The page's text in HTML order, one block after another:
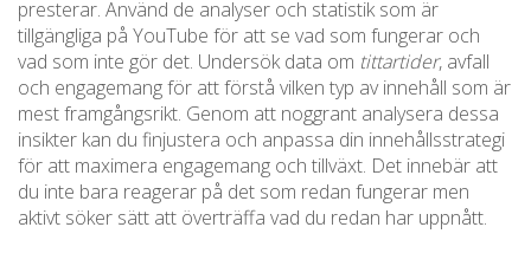
presterar. Använd de analyser och statistik som är
tillgängliga på YouTube för att se vad som fungerar och
vad som inte gör det. Undersök data om tittartider, avfall
och engagemang för att förstå vilken typ av innehåll som är
mest framgångsrikt. Genom att noggrant analysera dessa
insikter kan du finjustera och anpassa din innehållsstrategi
för att maximera engagemang och tillväxt. Det innebär att
du inte bara reagerar på det som redan fungerar men
aktivt söker sätt att överträffa vad du redan har uppnått.